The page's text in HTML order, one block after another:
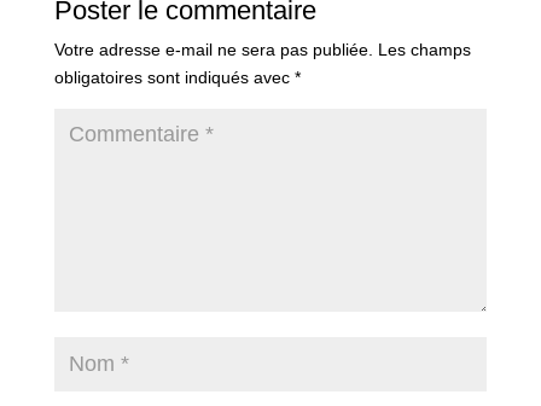
Poster le commentaire
Votre adresse e-mail ne sera pas publiée. Les champs
obligatoires sont indiqués avec *